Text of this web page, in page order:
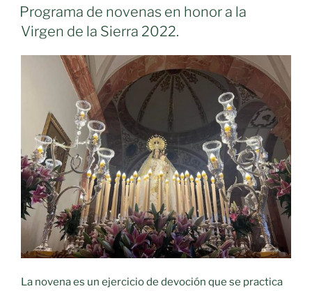
la
Virgen
la
Sierra.
Agosto
2025»
EL
Programa de novenas en honor a la
Virgen de la Sierra 2022.
La novena es un ejercicio de devoción que se practica